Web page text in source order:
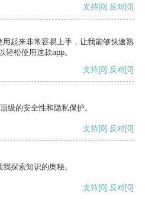
支持[0] 反对[0]
起来非常容易上手，让我能够快速熟
轻松使用这款app。
支持[0] 反对[0]
级的安全性和隐私保护。
支持[0] 反对[0]
探索知识的奥秘。
支持[0] 反对[0]